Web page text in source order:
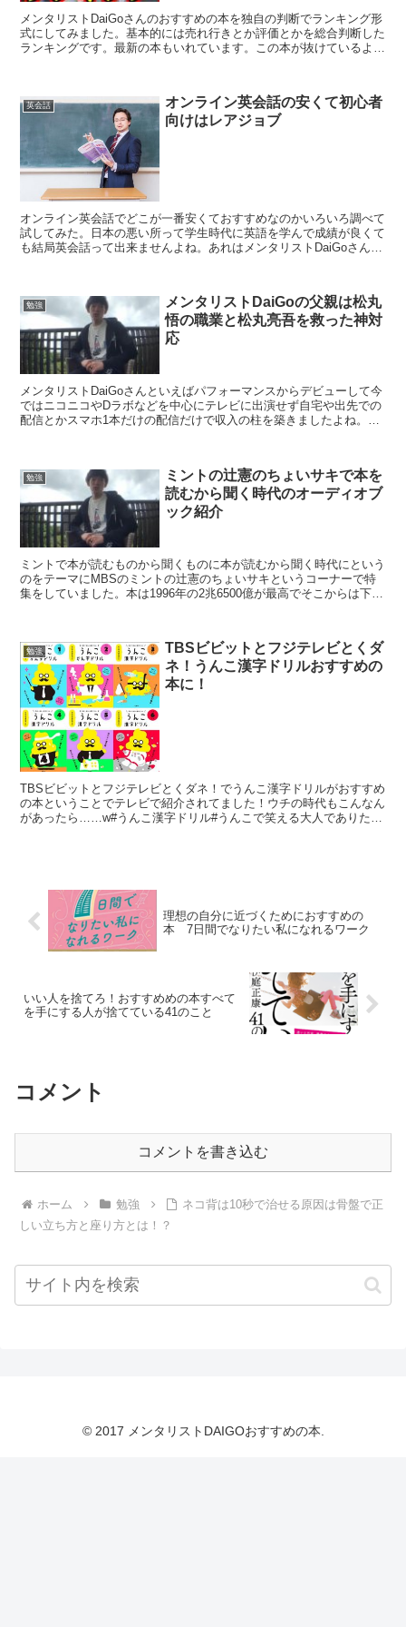
メンタリストDaiGoさんのおすすめの本を独自の判断でランキング形
式にしてみました。基本的には売れ行きとか評価とかを総合判断した
ランキングです。最新の本もいれています。この本が抜けているよと
英会話
オンライン英会話の安くて初心者
向けはレアジョブ
オンライン英会話でどこが一番安くておすすめなのかいろいろ調べて
試してみた。日本の悪い所って学生時代に英語を学んで成績が良くて
も結局英会話って出来ませんよね。あれはメンタリストDaiGoさんも
勉強
メンタリストDaiGoの父親は松丸
悟の職業と松丸亮吾を救った神対
応
メンタリストDaiGoさんといえばパフォーマンスからデビューして今
ではニコニコやDラボなどを中心にテレビに出演せず自宅や出先での
配信とかスマホ1本だけの配信だけで収入の柱を築きましたよね。そ
勉強
ミントの辻憲のちょいサキで本を
読むから聞く時代のオーディオブ
ック紹介
ミントで本が読むものから聞くものに本が読むから聞く時代にという
のをテーマにMBSのミントの辻憲のちょいサキというコーナーで特
集をしていました。本は1996年の2兆6500億が最高でそこからは下降
勉強
TBSビビットとフジテレビとくダ
ネ！うんこ漢字ドリルおすすめの
本に！
TBSビビットとフジテレビとくダネ！でうんこ漢字ドリルがおすすめ
の本ということでテレビで紹介されてました！ウチの時代もこんなん
があったら……w#うんこ漢字ドリル#うんこで笑える大人でありたい
理想の自分に近づくためにおすすめの
本 7日間でなりたい私になれるワーク
いい人を捨てろ！おすすめめの本すべて
を手にする人が捨てている41のこと
コメント
コメントを書き込む
ホーム 勉強
ネコ背は10秒で治せる原因は骨盤で正
しい立ち方と座り方とは！？
© 2017 メンタリストDAIGOおすすめの本.